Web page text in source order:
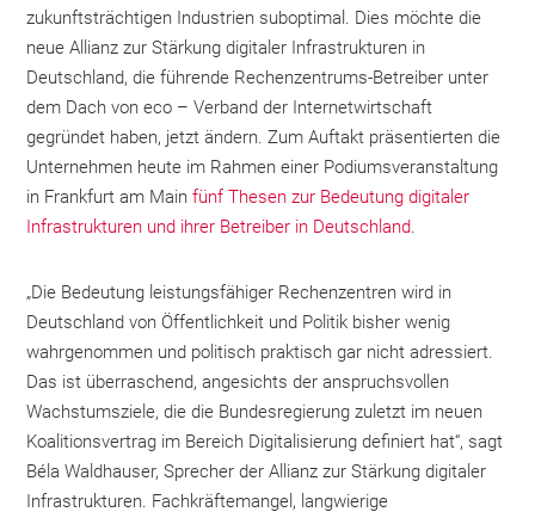
zukunftsträchtigen Industrien suboptimal. Dies möchte die
neue Allianz zur Stärkung digitaler Infrastrukturen in
Deutschland, die führende Rechenzentrums-Betreiber unter
dem Dach von eco – Verband der Internetwirtschaft
gegründet haben, jetzt ändern. Zum Auftakt präsentierten die
Unternehmen heute im Rahmen einer Podiumsveranstaltung
in Frankfurt am Mainfünf Thesen zur Bedeutung digitaler
Infrastrukturen und ihrer Betreiber in Deutschland.
„Die Bedeutung leistungsfähiger Rechenzentren wird in
Deutschland von Öffentlichkeit und Politik bisher wenig
wahrgenommen und politisch praktisch gar nicht adressiert.
Das ist überraschend, angesichts der anspruchsvollen
Wachstumsziele, die die Bundesregierung zuletzt im neuen
Koalitionsvertrag im Bereich Digitalisierung definiert hat“, sagt
Béla Waldhauser, Sprecher der Allianz zur Stärkung digitaler
Infrastrukturen. Fachkräftemangel, langwierige